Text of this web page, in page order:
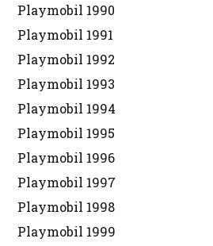
Playmobil 1990
Playmobil 1991
Playmobil 1992
Playmobil 1993
Playmobil 1994
Playmobil 1995
Playmobil 1996
Playmobil 1997
Playmobil 1998
Playmobil 1999